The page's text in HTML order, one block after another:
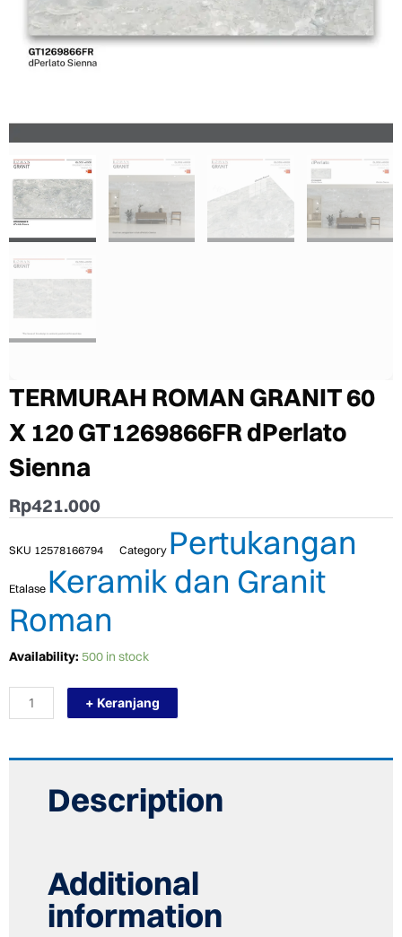
TERMURAH ROMAN GRANIT 60
X 120 GT1269866FR dPerlato
Sienna
Rp421.000
SKU 12578166794 Category Pertukangan
Etalase Keramik dan Granit
Roman
Availability: 500 in stock
TERMURAH
GRANIT
X
+ Keranjang
Description
Additional
information